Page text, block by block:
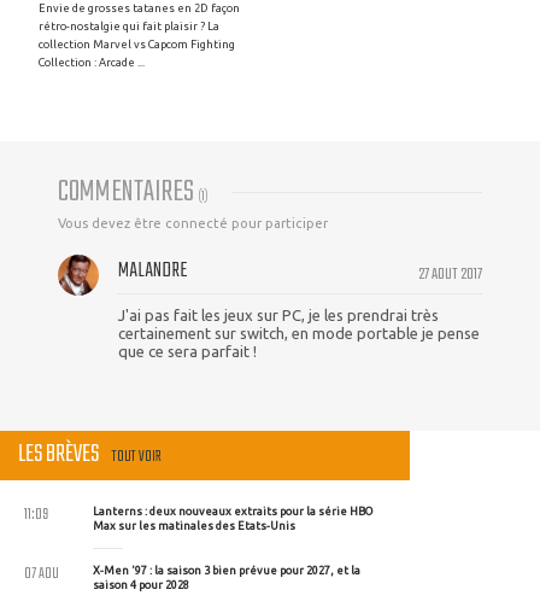
Envie de grosses tatanes en 2D façon
rétro-nostalgie qui fait plaisir ? La
collection Marvel vs Capcom Fighting
Collection : Arcade ...
COMMENTAIRES (1)
Vous devez être connecté pour participer
27 AOUT 2017
MALANDRE
J'ai pas fait les jeux sur PC, je les prendrai très
certainement sur switch, en mode portable je pense
que ce sera parfait !
LES BRÈVES TOUT VOIR
Lanterns : deux nouveaux extraits pour la série HBO
Max sur les matinales des Etats-Unis
11:09
X-Men '97 : la saison 3 bien prévue pour 2027, et la
saison 4 pour 2028
07 AOU